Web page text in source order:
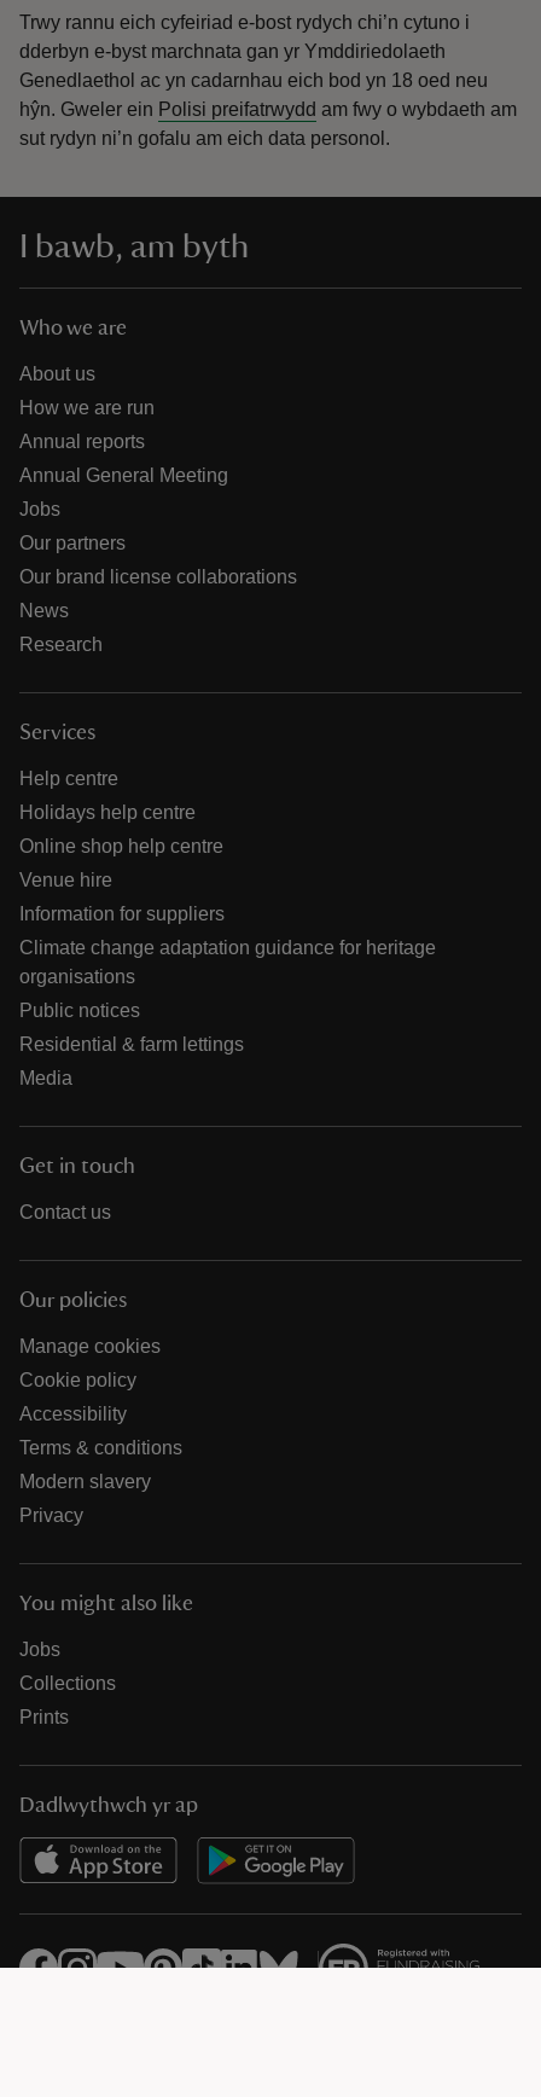
Trwy rannu eich cyfeiriad e-bost rydych chi’n cytuno i
dderbyn e-byst marchnata gan yr Ymddiriedolaeth
Genedlaethol ac yn cadarnhau eich bod yn 18 oed neu
hŷn. Gweler ein Polisi preifatrwydd am fwy o wybdaeth am
sut rydyn ni’n gofalu am eich data personol.
I bawb, am byth
Who we are
About us
How we are run
Annual reports
Annual General Meeting
Jobs
Our partners
Our brand license collaborations
News
Research
Services
Help centre
Holidays help centre
Online shop help centre
Venue hire
Information for suppliers
Climate change adaptation guidance for heritage
organisations
Public notices
Residential & farm lettings
Media
Get in touch
Contact us
Our policies
Manage cookies
Cookie policy
Accessibility
Terms & conditions
Modern slavery
Privacy
You might also like
Jobs
Collections
Prints
Dadlwythwch yr ap